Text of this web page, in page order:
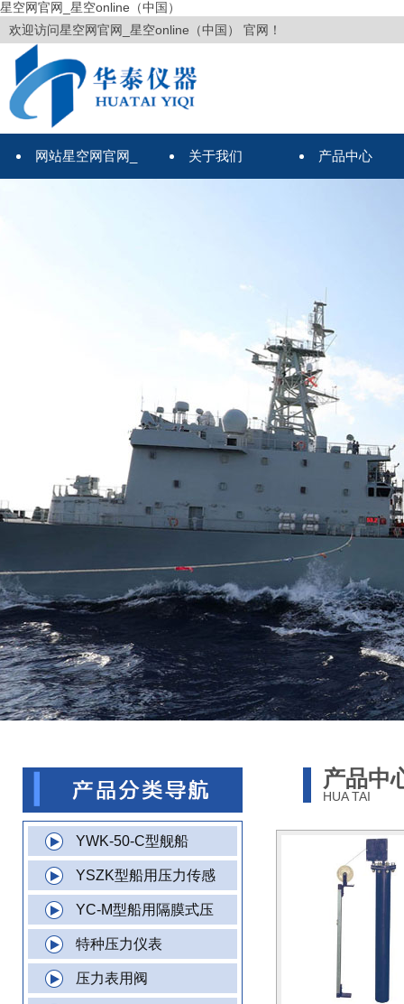
星空网官网_星空online（中国）
欢迎访问星空网官网_星空online（中国） 官网！
网站星空网官网_ 关于我们 产品中心
YWK-50-C型舰船
YSZK型船用压力传感
YC-M型船用隔膜式压
特种压力仪表
压力表用阀
产品中
HUA TAI